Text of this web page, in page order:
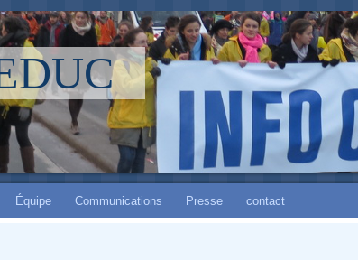
Équipe Communications Presse contact